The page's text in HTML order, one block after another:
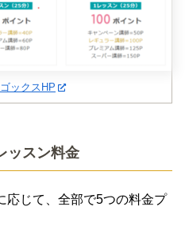
ックスHP
ッスン料金
応じて、全部で5つの料金プ